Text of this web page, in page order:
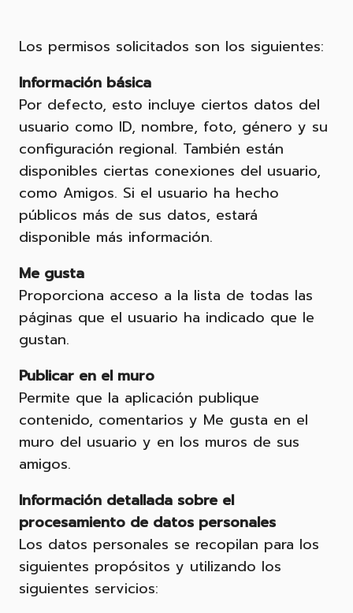
Los permisos solicitados son los siguientes:
Información básica
Por defecto, esto incluye ciertos datos del
usuario como ID, nombre, foto, género y su
configuración regional. También están
disponibles ciertas conexiones del usuario,
como Amigos. Si el usuario ha hecho
públicos más de sus datos, estará
disponible más información.
Me gusta
Proporciona acceso a la lista de todas las
páginas que el usuario ha indicado que le
gustan.
Publicar en el muro
Permite que la aplicación publique
contenido, comentarios y Me gusta en el
muro del usuario y en los muros de sus
amigos.
Información detallada sobre el
procesamiento de datos personales
Los datos personales se recopilan para los
siguientes propósitos y utilizando los
siguientes servicios: